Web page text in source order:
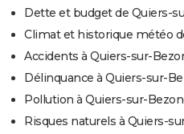
Dette et budget de Quiers-
Climat et historique météo
Accidents à Quiers-sur-
Délinquance à Quiers-sur-
Pollution à Quiers-sur-
Risques naturels à Quiers-